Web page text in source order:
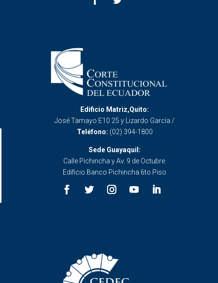
Edificio Matriz,Quito:
José Tamayo E10 25 y Lizardo García /
Teléfono: (02) 394-1800
Sede Guayaquil:
Calle Pichincha y Av. 9 de Octubre.
Edificio Banco Pichincha 6to Piso